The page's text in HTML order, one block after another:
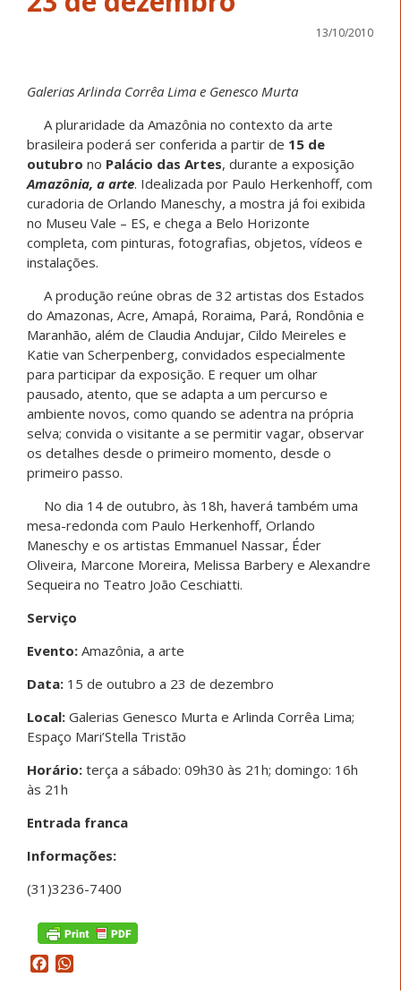
13/10/2010
Galerias Arlinda Corrêa Lima e Genesco Murta
A pluraridade da Amazônia no contexto da arte
brasileira poderá ser conferida a partir de 15 de
outubro no Palácio das Artes, durante a exposição
Amazônia, a arte. Idealizada por Paulo Herkenhoff, com
curadoria de Orlando Maneschy, a mostra já foi exibida
no Museu Vale – ES, e chega a Belo Horizonte
completa, com pinturas, fotografias, objetos, vídeos e
instalações.
A produção reúne obras de 32 artistas dos Estados
do Amazonas, Acre, Amapá, Roraima, Pará, Rondônia e
Maranhão, além de Claudia Andujar, Cildo Meireles e
Katie van Scherpenberg, convidados especialmente
para participar da exposição. E requer um olhar
pausado, atento, que se adapta a um percurso e
ambiente novos, como quando se adentra na própria
selva; convida o visitante a se permitir vagar, observar
os detalhes desde o primeiro momento, desde o
primeiro passo.
No dia 14 de outubro, às 18h, haverá também uma
mesa-redonda com Paulo Herkenhoff, Orlando
Maneschy e os artistas Emmanuel Nassar, Éder
Oliveira, Marcone Moreira, Melissa Barbery e Alexandre
Sequeira no Teatro João Ceschiatti.
Serviço
Evento: Amazônia, a arte
Data: 15 de outubro a 23 de dezembro
Local: Galerias Genesco Murta e Arlinda Corrêa Lima;
Espaço Mari’Stella Tristão
Horário: terça a sábado: 09h30 às 21h; domingo: 16h
às 21h
Entrada franca
Informações:
(31)3236-7400
Facebook